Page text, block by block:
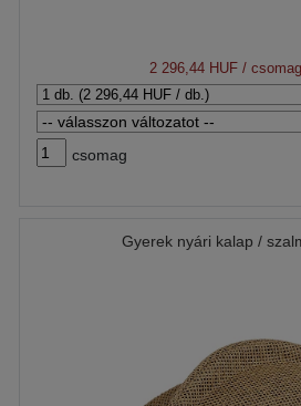
2 296,44 HUF/
csomag
Gyerek nyári kalap /